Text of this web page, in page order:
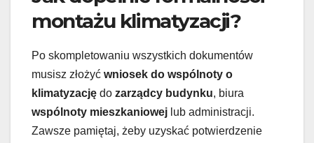
montażu klimatyzacji?
Po skompletowaniu wszystkich dokumentów
musisz złożyć wniosek do wspólnoty o
klimatyzację do zarządcy budynku, biura
wspólnoty mieszkaniowej lub administracji.
Zawsze pamiętaj, żeby uzyskać potwierdzenie